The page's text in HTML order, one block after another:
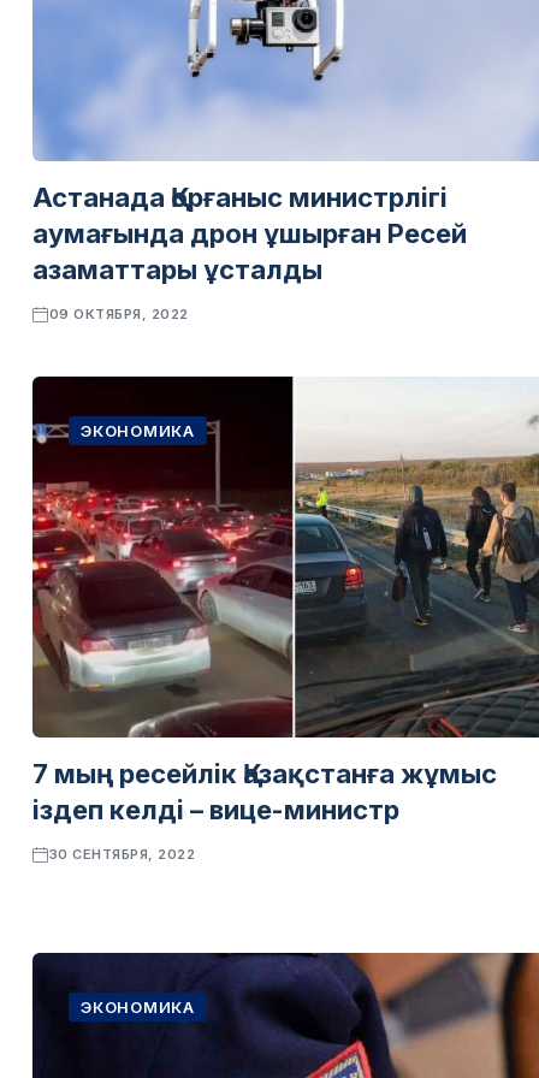
Астанада Қорғаныс министрлігі
аумағында дрон ұшырған Ресей
азаматтары ұсталды
09 ОКТЯБРЯ, 2022
ЭКОНОМИКА
7 мың ресейлік Қазақстанға жұмыс
іздеп келді – вице-министр
30 СЕНТЯБРЯ, 2022
ЭКОНОМИКА